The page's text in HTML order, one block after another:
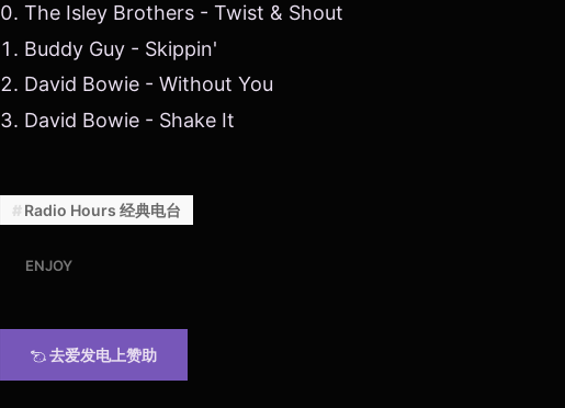
The Isley Brothers - Twist & Shout
Buddy Guy - Skippin'
David Bowie - Without You
David Bowie - Shake It
Radio Hours 经典电台
ENJOY
去爱发电上赞助